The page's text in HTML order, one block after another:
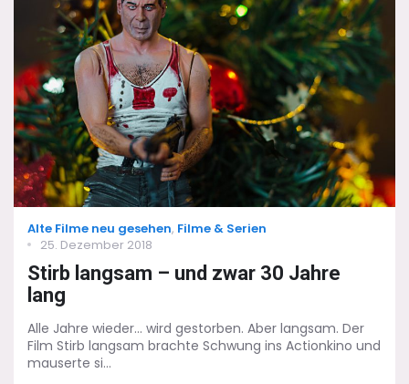
Categories
Alte Filme neu gesehen, Filme & Serien
Posted
25. Dezember 2018
Stirb langsam – und zwar 30 Jahre
lang
Alle Jahre wieder... wird gestorben. Aber langsam. Der
Film Stirb langsam brachte Schwung ins Actionkino und
mauserte si...